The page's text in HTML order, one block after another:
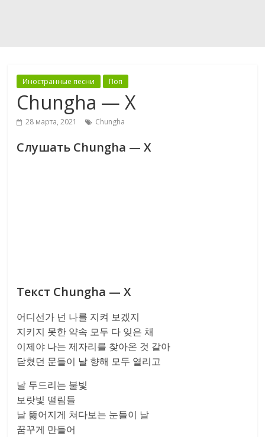
Иностранные песни Поп
Chungha — X
28 марта, 2021 Chungha
Слушать Chungha — X
Текст Chungha — X
어디선가 넌 나를 지켜 보겠지
지키지 못한 약속 모두 다 잊은 채
이제야 나는 제자리를 찾아온 것 같아
닫혔던 문들이 날 향해 모두 열리고
날 두드리는 불빛
보랏빛 떨림들
날 뚫어지게 쳐다보는 눈들이 날
꿈꾸게 만들어